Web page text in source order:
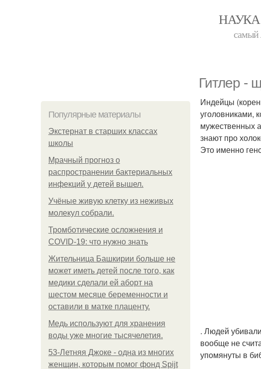
самый
Гитлер -
Популярные материалы
Экстернат в старших классах
школы
Мрачный прогноз о
распространении бактериальных
инфекций у детей вышел.
Учёные живую клетку из неживых
молекул собрали.
Тромботические осложнения и
COVID-19: что нужно знать
Жительница Башкирии больше не
может иметь детей после того, как
медики сделали ей аборт на
шестом месяце беременности и
оставили в матке плаценту.
Медь используют для хранения
воды уже многие тысячелетия.
53-Летняя Джоке - одна из многих
женщин, которым помог фонд Spijt
Индейцы
уголовниками,
мужественных
знают про
Это именно
. Людей
вообще не
упомянуты в